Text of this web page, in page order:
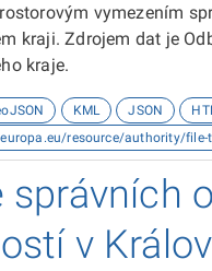
vymezením
kraji. Zdrojem dat je
kraje.
KML JSON
resource/authority/file-
správních
v